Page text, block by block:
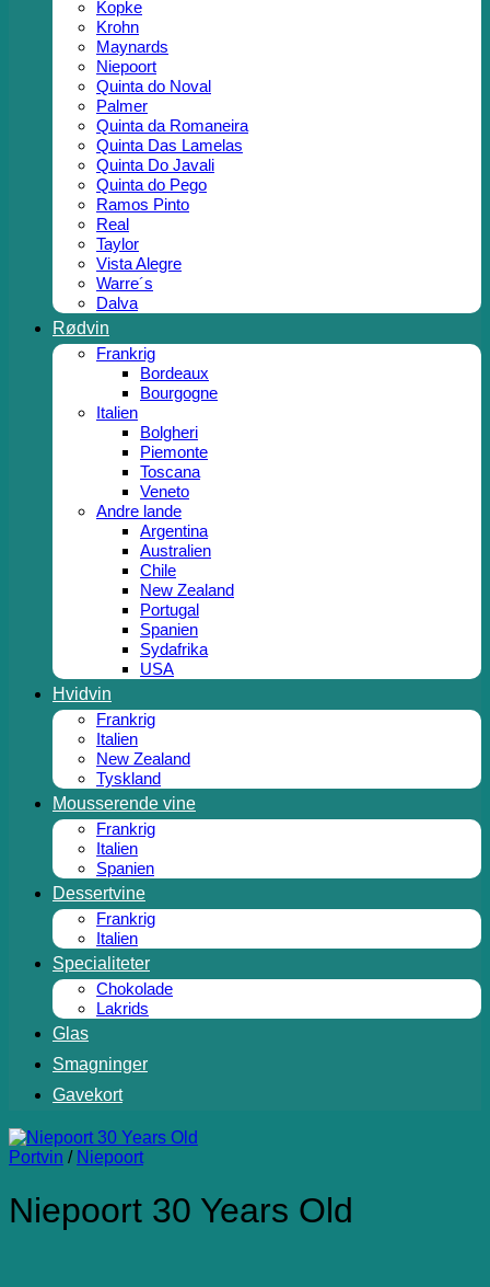
Kopke
Krohn
Maynards
Niepoort
Quinta do Noval
Palmer
Quinta da Romaneira
Quinta Das Lamelas
Quinta Do Javali
Quinta do Pego
Ramos Pinto
Real
Taylor
Vista Alegre
Warre´s
Dalva
Rødvin
Frankrig
Bordeaux
Bourgogne
Italien
Bolgheri
Piemonte
Toscana
Veneto
Andre lande
Argentina
Australien
Chile
New Zealand
Portugal
Spanien
Sydafrika
USA
Hvidvin
Frankrig
Italien
New Zealand
Tyskland
Mousserende vine
Frankrig
Italien
Spanien
Dessertvine
Frankrig
Italien
Specialiteter
Chokolade
Lakrids
Glas
Smagninger
Gavekort
Portvin / Niepoort
Niepoort 30 Years Old